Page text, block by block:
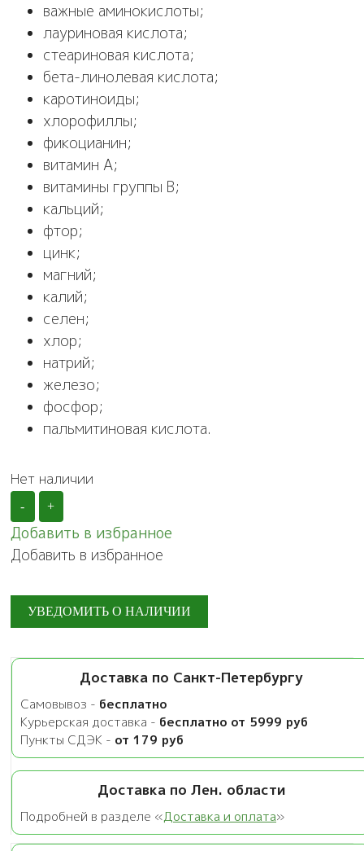
важные аминокислоты;
лауриновая кислота;
стеариновая кислота;
бета-линолевая кислота;
каротиноиды;
хлорофиллы;
фикоцианин;
витамин А;
витамины группы В;
кальций;
фтор;
цинк;
магний;
калий;
селен;
хлор;
натрий;
железо;
фосфор;
пальмитиновая кислота.
Нет наличии
- +
Добавить в избранное
Добавить в избранное
Доставка по Санкт-Петербургу
Самовывоз - бесплатно
Курьерская доставка - бесплатно от 5999 руб
Пункты СДЭК - от 179 руб
Доставка по Лен. области
Подробней в разделе «Доставка и оплата»